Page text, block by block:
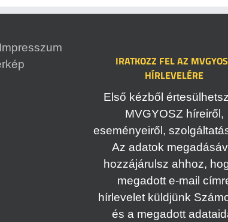
Impresszum
IRATKOZZ FEL AZ
HÍRLEVELÉRE
Első kézből
MVGYOSZ híreiről,
eseményeiről,
Az adatok
hozzájárulsz ahhoz,
megadott e-mail
hírlevelet küldjünk
és a megadott